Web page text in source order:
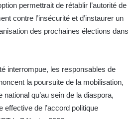
permettrait de rétablir l’autorité de
contre l’insécurité et d’instaurer un
des prochaines élections dans
interrompue, les responsables de
la poursuite de la mobilisation,
qu’au sein de la diaspora,
effective de l’accord politique